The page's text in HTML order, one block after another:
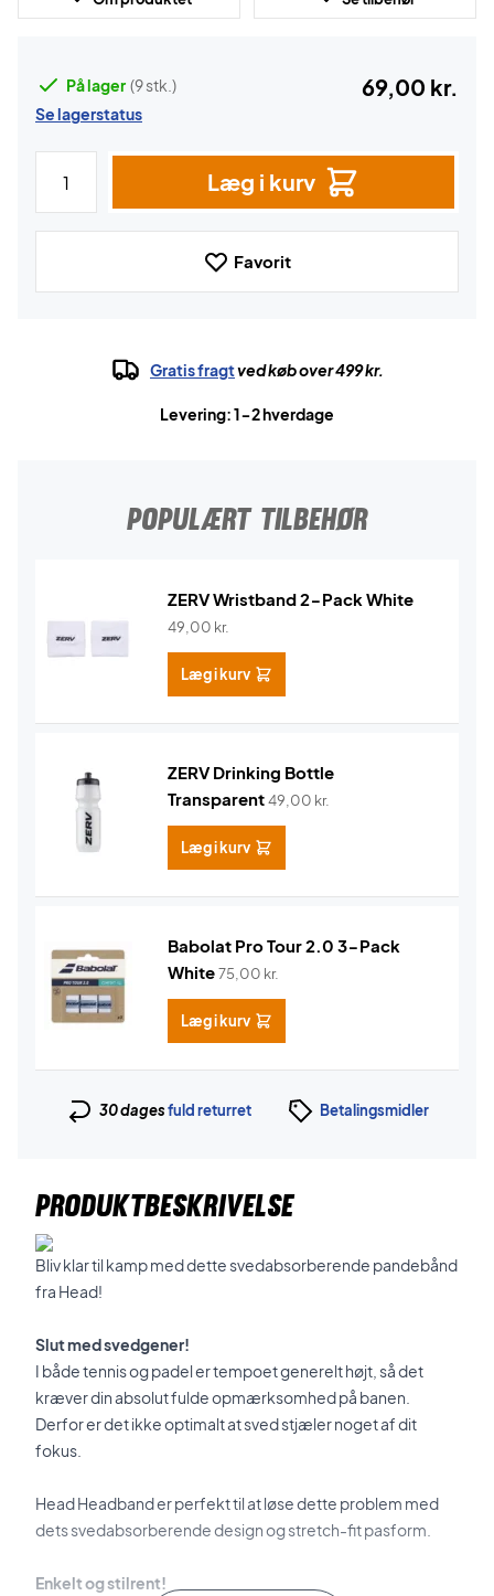
På lager (9 stk.)
Se lagerstatus
69,00 kr.
Læg i kurv
Favorit
Gratis fragtved køb over 499 kr.
Levering: 1-2 hverdage
POPULÆRT TILBEHØR
ZERV Wristband 2-Pack White
49,00 kr.
Læg i kurv
ZERV Drinking Bottle
Transparent49,00 kr.
Læg i kurv
Babolat Pro Tour 2.0 3-Pack
White75,00 kr.
Læg i kurv
30 dagesfuld returret Betalingsmidler
PRODUKTBESKRIVELSE
Bliv klar til kamp med dette svedabsorberende pandebånd
fra Head!
Slut med svedgener!
I både tennis og padel er tempoet generelt højt, så det
kræver din absolut fulde opmærksomhed på banen.
Derfor er det ikke optimalt at sved stjæler noget af dit
fokus.
Head Headband er perfekt til at løse dette problem med
dets svedabsorberende design og stretch-fit pasform.
Enkelt og stilrent!